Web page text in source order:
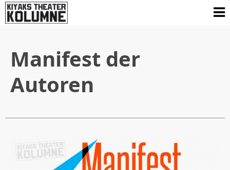
Manifest der
Autoren